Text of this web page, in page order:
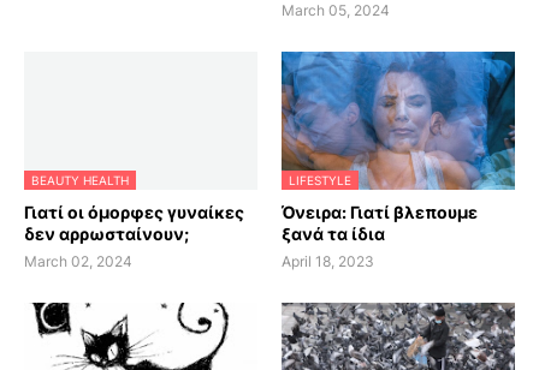
March 05, 2024
BEAUTY HEALTH
Γιατί οι όμορφες γυναίκες
δεν αρρωσταίνουν;
March 02, 2024
LIFESTYLE
Όνειρα: Γιατί βλεπουμε
ξανά τα ίδια
April 18, 2023